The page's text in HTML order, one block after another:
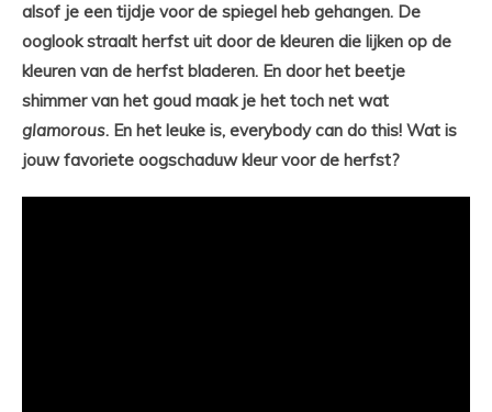
alsof je een tijdje voor de spiegel heb gehangen. De
ooglook straalt herfst uit door de kleuren die lijken op de
kleuren van de herfst bladeren. En door het beetje
shimmer van het goud maak je het toch net wat
glamorous. En het leuke is, everybody can do this! Wat is
jouw favoriete oogschaduw kleur voor de herfst?